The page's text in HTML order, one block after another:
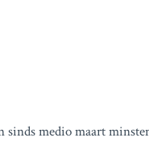
sinds medio maart